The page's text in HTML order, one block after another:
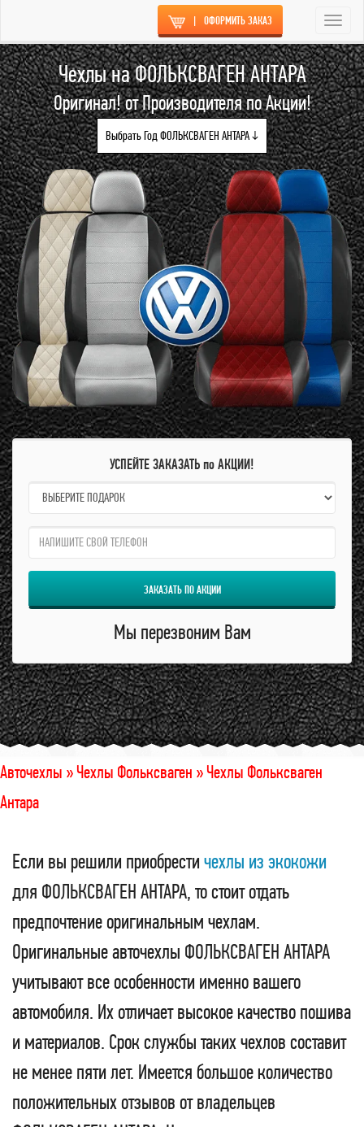
| ОФОРМИТЬ ЗАКАЗ
Чехлы на ФОЛЬКСВАГЕН АНТАРА
Оригинал! от Производителя по Акции!
Выбрать Год ФОЛЬКСВАГЕН АНТАРА ↓
УСПЕЙТЕ ЗАКАЗАТЬ по АКЦИИ!
name:
qzw:
ЗАКАЗАТЬ ПО АКЦИИ
Мы перезвоним Вам
Авточехлы »Чехлы Фольксваген »Чехлы Фольксваген
Антара
Если вы решили приобрести чехлы из экокожи
для ФОЛЬКСВАГЕН АНТАРА, то стоит отдать
предпочтение оригинальным чехлам.
Оригинальные авточехлы ФОЛЬКСВАГЕН АНТАРА
учитывают все особенности именно вашего
автомобиля. Их отличает высокое качество пошива
и материалов. Срок службы таких чехлов составит
не менее пяти лет. Имеется большое количество
положительных отзывов от владельцев